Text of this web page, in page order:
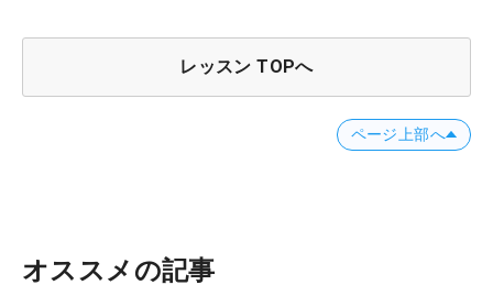
レッスン TOPへ
ページ上部へ
オススメの記事